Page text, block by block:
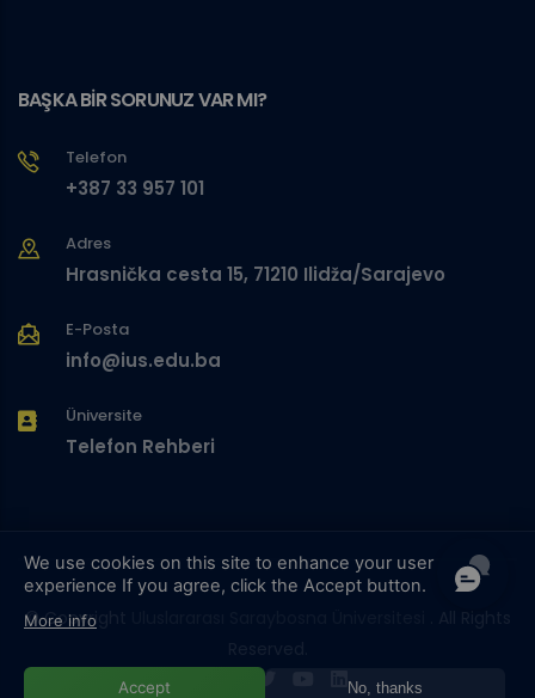
BAŞKA BİR SORUNUZ VAR MI?
Telefon
+387 33 957 101
Adres
Hrasnička cesta 15, 71210 Ilidža/Sarajevo
E-Posta
info@ius.edu.ba
Üniversite
Telefon Rehberi
© Copyright
We use cookies on this site to enhance your user
experience If you agree, click the Accept button.
More info
Accept No, thanks